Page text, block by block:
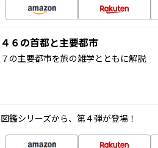
６の首都と主要都市
の主要都市を旅の雑学とともに解説
鑑シリーズから、第４弾が登場！